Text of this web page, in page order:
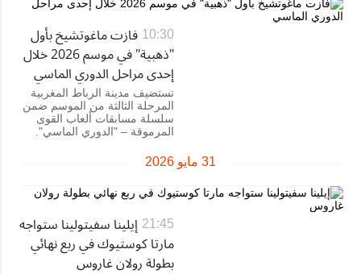
10:30 فازت ماغوتشيخ بأول
"ذهبية" في موسم 2026 خلال
إحدى مراحل الدوري الماسي
تستضيف مدينة الرباط المغربية
المرحلة الثالثة من الموسم ضمن
سلسلة مسابقات ألعاب القوى
المرموقة – "الدوري الماسي".
31 مايو 2026
21:45 إيلينا سفيتولينا ستواجه
مارتا كوستيوك في ربع نهائي
بطولة رولان غاروس